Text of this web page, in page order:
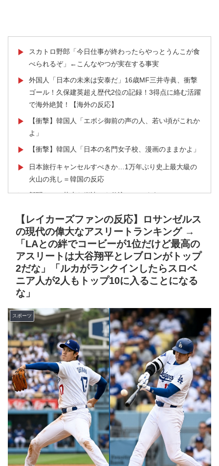
▶
スカトロ野郎「今日仕事が終わったらやっとうんこが食
べられるぞ」←こんなやつが実在する事実
▶
外国人「日本の未来は安泰だ」16歳MF三井寺眞、衝撃
ゴール！久保建英超え歴代2位の記録！3得点に絡む活躍
で海外絶賛！【海外の反応】
▶
【衝撃】韓国人「エボシ御前の声の人、若い頃がこれか
よ」
▶ 【衝撃】韓国人「日本の名門女子校、漫画のままかよ」
▶
日本旅行キャンセルすべきか…1万年ぶり史上最大級の
火山の兆し＝韓国の反応
▶ 新聞さん、壮大な縦読みを仕込んでしまうwww
▶
【海外の反応】アルゼンチン協会、FIFA会長に確固たる
支持を表明「隠す気もないんだなｗ」
▶
海外「日本なんて行くんじゃなかった…」 日本を知っ
てしまったディズニー信者、帰国後『本家』に失望する
事態に
▶ 【伝説の100得点、いまだ都市伝説扱い】海外「バムの
83点でようやく信じた」
▶ 海外「全部日本の真似だったのか…」 日本の普通のテ
レビ番組が最新SNSの数十年先を行っていたと話題に
▶ アメリカ「お前らの国でしか愛されてないものってあ
る？」日本「納豆」
▶ ぺこぱ松蔭寺「みんな右とか左とか拘りすぎ。思想関係
なく応援しようよ」
▶ 「1個9,983キロカロリー、成人が4〜5日かけて食べる
量」店名は『心臓発作グリル』、そこで本当に心臓発作
が起きた日
▶ 【MLB】化け物みたいな球を投げるクローザーを先発に
転向させないのはなんで？ → 「100mとマラソンの違
い」「先発は2－3種類の一級品の変化球が必要だから
【レイカーズファンの反応】ロサンゼルス
の現代の偉大なアスリートランキング →
「LAとの絆でコービーが1位だけど最高の
アスリートは大谷翔平とレブロンがトップ
2だな」「ルカがランクインしたらスロベ
ニア人が2人もトップ10に入ることになる
な」
スポーツ